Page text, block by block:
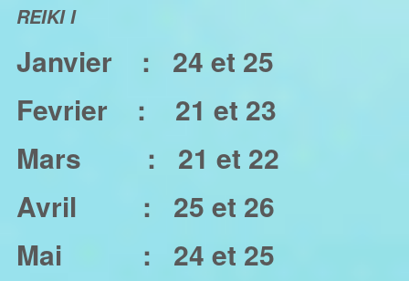
REIKI I
Janvier :
24 et 25
Fevrier :
21 et 23
Mars :
21 et 22
Avril :
25 et 26
Mai :
24 et 25